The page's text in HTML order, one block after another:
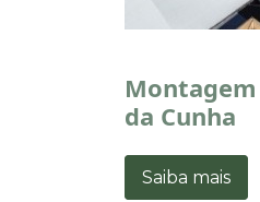
da Cunha
Saiba mais